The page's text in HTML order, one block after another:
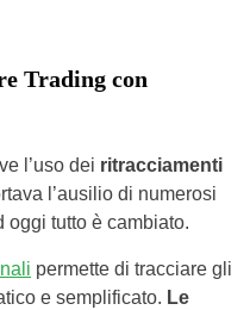
Trading con
l’uso dei ritracciamenti
l’ausilio di numerosi
oggi tutto è cambiato.
permette di tracciare gli
e semplificato. Le